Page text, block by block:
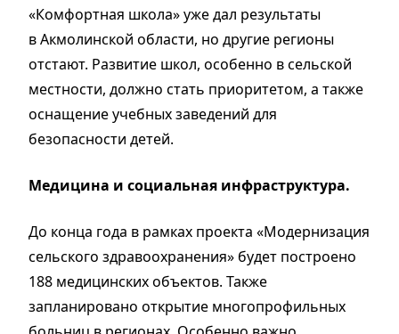
«Комфортная школа» уже дал результаты
в Акмолинской области, но другие регионы
отстают. Развитие школ, особенно в сельской
местности, должно стать приоритетом, а также
оснащение учебных заведений для
безопасности детей.
Медицина и социальная инфраструктура.
До конца года в рамках проекта «Модернизация
сельского здравоохранения» будет построено
188 медицинских объектов. Также
запланировано открытие многопрофильных